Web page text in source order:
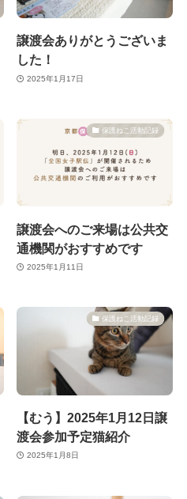
譲渡会ありがとうございま
した！
2025年1月17日
保護ねこ活動記録
譲渡会へのご来場は公共交
通機関がおすすめです
2025年1月11日
保護ねこ活動記録
【むう】2025年1月12日譲
渡会参加予定猫紹介
2025年1月8日